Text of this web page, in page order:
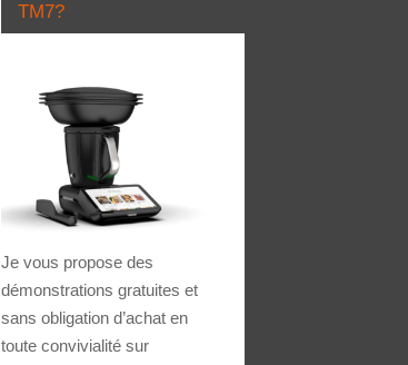
TM7?
Je vous propose des
démonstrations gratuites et
sans obligation d’achat en
toute convivialité sur